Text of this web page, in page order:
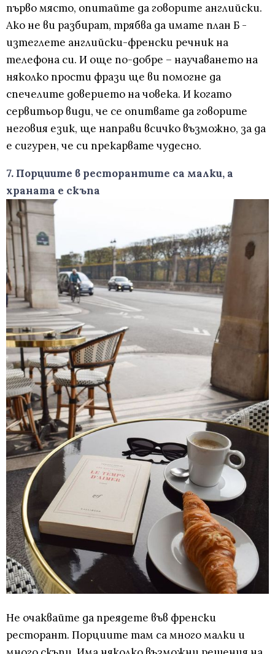
първо място, опитайте да говорите английски.
Ако не ви разбират, трябва да имате план Б -
изтеглете английски-френски речник на
телефона си. И още по-добре – научаването на
няколко прости фрази ще ви помогне да
спечелите доверието на човека. И когато
сервитьор види, че се опитвате да говорите
неговия език, ще направи всичко възможно, за да
е сигурен, че си прекарвате чудесно.
7. Порциите в ресторантите са малки, а
храната е скъпа
Не очаквайте да преядете във френски
ресторант. Порциите там са много малки и